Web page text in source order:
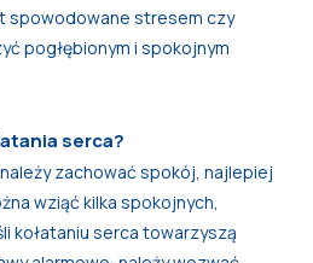
spowodowane stresem czy
pogłębionym i spokojnym
serca?
zachować spokój, najlepiej
wziąć kilka spokojnych,
kołataniu serca towarzyszą